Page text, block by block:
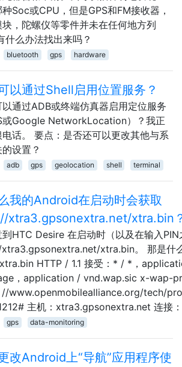
Soc或CPU，但是GPS和FM接收器，
，陀螺仪等零件并未在任何地方列
什么办法找出来吗？
bluetooth gps hardware
以通过Shell启用位置服务？
以通过ADB或终端仿真器启用定位服务
或Google NetworkLocation）？我正
话。 要点：是否还可以更改其他与系
设置？
adb gps geolocation shell terminal
我的Android在启动时会获取
xtra3.gpsonextra.net/xtra.bin
到HTC Desire 在启动时（以及在输入PIN
xtra.bin。 那是什
HTTP / 1.1 接受：* / *，
，application / vnd.wap.sic x-wap-
www.openmobilealliance.org/tech/
主机：xtra3.gpsonextra.net 连接
gps data-monitoring
改Android上“导航”应用程序使